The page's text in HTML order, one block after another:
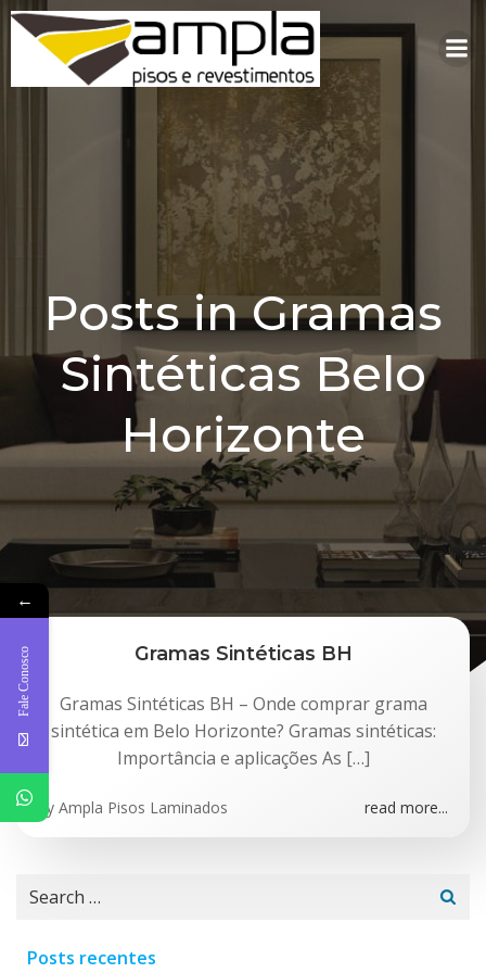
Pular
para
o
conteúdo
Posts in Gramas
Sintéticas Belo
Horizonte
Gramas Sintéticas BH
Gramas Sintéticas BH – Onde comprar grama
sintética em Belo Horizonte? Gramas sintéticas:
Importância e aplicações As […]
by Ampla Pisos Laminados read more...
Search
Posts recentes
←
Fale Conosco